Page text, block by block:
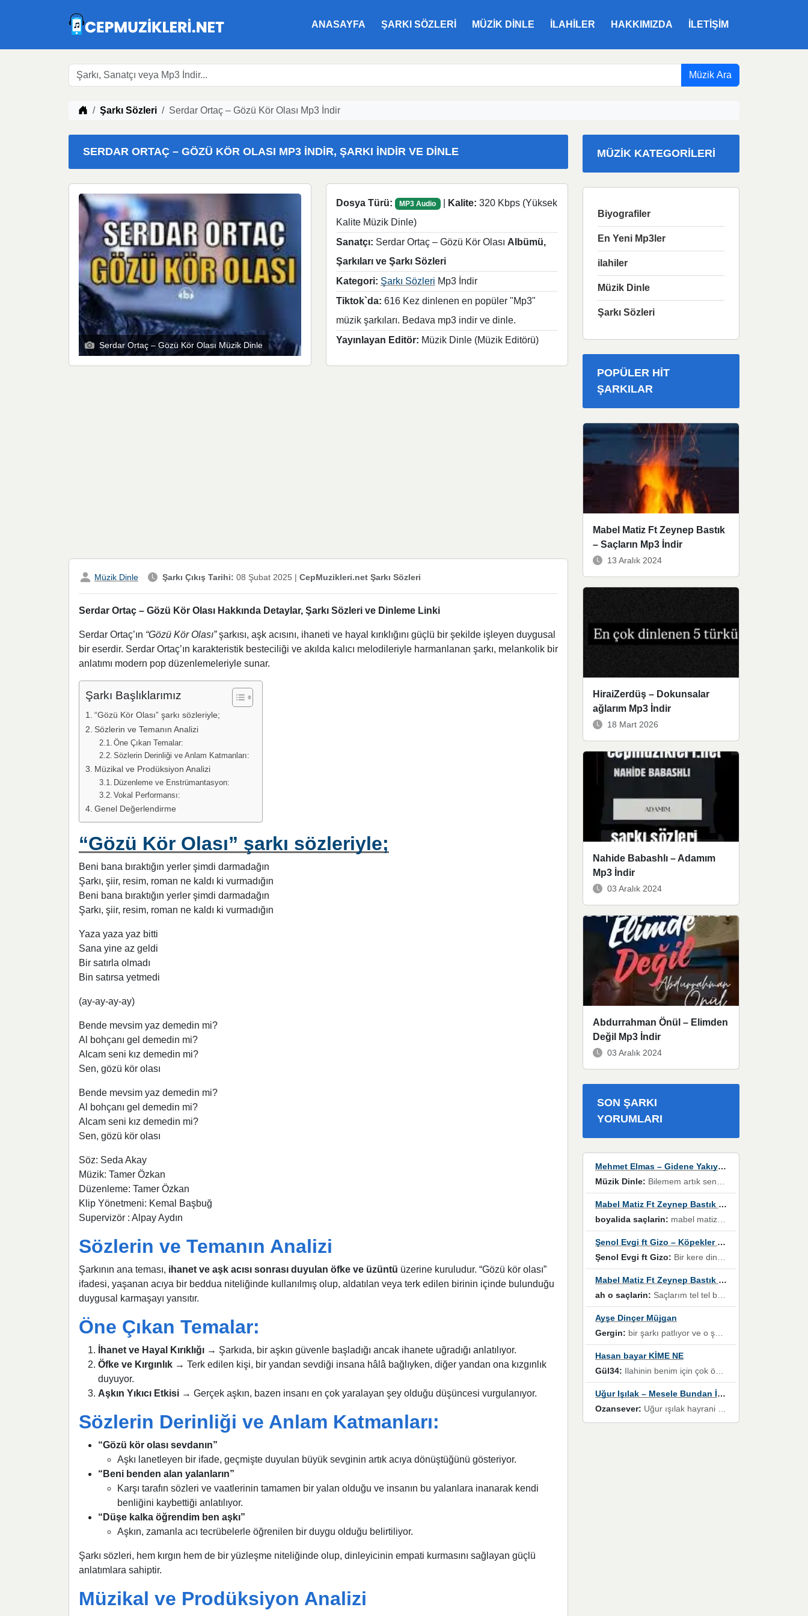
ANASAYFA ŞARKI SÖZLERI MÜZIK DINLE ILAHILER HAKKIMIZDA İLETIŞIM
Müzik Ara
Müzik indir
Şarkı Sözleri Serdar Ortaç – Gözü Kör Olası Mp3 İndir
SERDAR ORTAÇ – GÖZÜ KÖR OLASI MP3 İNDIR, ŞARKI İNDIR VE DINLE
Serdar Ortaç – Gözü Kör Olası Müzik Dinle
Dosya Türü: MP3 Audio Kalite: 320 Kbps (Yüksek
Kalite Müzik Dinle)
Sanatçı: Serdar Ortaç – Gözü Kör Olası Albümü,
Şarkıları ve Şarkı Sözleri
Kategori: Şarkı Sözleri Mp3 İndir
Tiktok`da: 616 Kez dinlenen en popüler "Mp3"
müzik şarkıları. Bedava mp3 indir ve dinle.
Yayınlayan Editör: Müzik Dinle (Müzik Editörü)
Müzik Dinle Şarkı Çıkış Tarihi: 08 Şubat 2025 | CepMuzikleri.net Şarkı Sözleri
Serdar Ortaç – Gözü Kör Olası Hakkında Detaylar, Şarkı Sözleri ve Dinleme Linki
Serdar Ortaç’ın “Gözü Kör Olası”şarkısı, aşk acısını, ihaneti ve hayal kırıklığını güçlü bir şekilde işleyen duygusal
bir eserdir. Serdar Ortaç’ın karakteristik besteciliği ve akılda kalıcı melodileriyle harmanlanan şarkı, melankolik bir
anlatımı modern pop düzenlemeleriyle sunar.
Şarkı Başlıklarımız
“Gözü Kör Olası” şarkı sözleriyle;
Sözlerin ve Temanın Analizi
Öne Çıkan Temalar:
Sözlerin Derinliği ve Anlam Katmanları:
Müzikal ve Prodüksiyon Analizi
Düzenleme ve Enstrümantasyon:
Vokal Performansı:
Genel Değerlendirme
“Gözü Kör Olası” şarkı sözleriyle;
Beni bana bıraktığın yerler şimdi darmadağın
Şarkı, şiir, resim, roman ne kaldı ki vurmadığın
Beni bana bıraktığın yerler şimdi darmadağın
Şarkı, şiir, resim, roman ne kaldı ki vurmadığın
Yaza yaza yaz bitti
Sana yine az geldi
Bir satırla olmadı
Bin satırsa yetmedi
(ay-ay-ay-ay)
Bende mevsim yaz demedin mi?
Al bohçanı gel demedin mi?
Alcam seni kız demedin mi?
Sen, gözü kör olası
Bende mevsim yaz demedin mi?
Al bohçanı gel demedin mi?
Alcam seni kız demedin mi?
Sen, gözü kör olası
Söz: Seda Akay
Müzik: Tamer Özkan
Düzenleme: Tamer Özkan
Klip Yönetmeni: Kemal Başbuğ
Supervizör : Alpay Aydın
Sözlerin ve Temanın Analizi
Şarkının ana teması, ihanet ve aşk acısı sonrası duyulan öfke ve üzüntü üzerine kuruludur. “Gözü kör olası”
ifadesi, yaşanan acıya bir beddua niteliğinde kullanılmış olup, aldatılan veya terk edilen birinin içinde bulunduğu
duygusal karmaşayı yansıtır.
Öne Çıkan Temalar:
İhanet ve Hayal Kırıklığı → Şarkıda, bir aşkın güvenle başladığı ancak ihanete uğradığı anlatılıyor.
Öfke ve Kırgınlık → Terk edilen kişi, bir yandan sevdiği insana hâlâ bağlıyken, diğer yandan ona kızgınlık
duyuyor.
Aşkın Yıkıcı Etkisi → Gerçek aşkın, bazen insanı en çok yaralayan şey olduğu düşüncesi vurgulanıyor.
Sözlerin Derinliği ve Anlam Katmanları:
“Gözü kör olası sevdanın”
Aşkı lanetleyen bir ifade, geçmişte duyulan büyük sevginin artık acıya dönüştüğünü gösteriyor.
“Beni benden alan yalanların”
Karşı tarafın sözleri ve vaatlerinin tamamen bir yalan olduğu ve insanın bu yalanlara inanarak kendi
benliğini kaybettiği anlatılıyor.
“Düşe kalka öğrendim ben aşkı”
Aşkın, zamanla acı tecrübelerle öğrenilen bir duygu olduğu belirtiliyor.
Şarkı sözleri, hem kırgın hem de bir yüzleşme niteliğinde olup, dinleyicinin empati kurmasını sağlayan güçlü
anlatımlara sahiptir.
Müzikal ve Prodüksiyon Analizi
MÜZIK KATEGORILERI
Biyografiler
En Yeni Mp3ler
ilahiler
Müzik Dinle
Şarkı Sözleri
POPÜLER HIT
ŞARKILAR
Mabel Matiz Ft Zeynep Bastık
– Saçların Mp3 İndir
13 Aralık 2024
HiraiZerdüş – Dokunsalar
ağlarım Mp3 İndir
18 Mart 2026
Nahide Babashlı – Adamım
Mp3 İndir
03 Aralık 2024
Abdurrahman Önül – Elimden
Değil Mp3 İndir
03 Aralık 2024
SON ŞARKI
YORUMLARI
Mehmet Elmas – Gidene Yakıyorum
Müzik Dinle: Bilemem artık senden bir şans daha / Düştüğün zaman ben olmayacağım yanında” dizeleri, artık geçmişin tekrarına izin verilmeyeceğini, kişisel sınırların çizildiğini gösteriyor.
Mabel Matiz Ft Zeynep Bastık – Saçların
boyalida saçlarin: mabel matiz'in maya albümünde yer alan güzellerden. parça da şarkı hani! müzikal altyapısına vurulduğum, sözlerinde kaybolduğum bir parça olmuş.
Şenol Evgi ft Gizo – Köpekler Tanımadıklarına havlar
Şenol Evgi ft Gizo: Bir kere dinlememe rağmen kulaklardan gitmiyor sen sen sen sen kurban ol sen sen sen sen hayran ol yükses ses müzik dinleme sebebisiniz canlar bomba gibi patladınız maşallah
Mabel Matiz Ft Zeynep Bastık – Saçların
ah o saçlarin: Saçlarım tel tel beyazlıyor beyazlagına degil yanımda sen yoksun ona üzülüyorum günler bir bir geçiyor geçen günlere değil sensiz geçen günlere darılıyorum,Dinledikce asla kavusamayacagim ama asla unutamicagim sevdiğim adam için yanar içim
Ayşe Dinçer Müjgan
Gergin: bir şarkı patlıyor ve o şarkıyı millet her paylaşımın altına koyuyor ve öyle bir durum hal alıyor ki şarkıyı dinlemeden şarkıdan bikıyorsun Ama bu enteresan bir şekilde dillere dolanıyor millet olarak seviyoruz dertlerle boğuşurken bir yandan da göbek atmayi))) diyeceklerim bu kadar güzel hoş bir sayfa emeğinize sağlık arkadaşlar kolay gelsin
Hasan bayar KİME NE
Gül34: Ilahinin benim için çok özel bir yeri var İlk çıktığında komşum ne kadar yüksek sesle dinliyorsa orada duymuştum ve YouTube'dan aratıp Bu ilahiyi bulmuştum ve sonra müdavimi oldum günlük Ben de 3-5 kere dinleyip ezberleyip artık ilahiye bende eşlik ediyorum yüksek sesle Allah razı olsun hizmet nimettir Rabbim sizin zahmetlerinize de hayırlı nimetler versin Selam ve dua ile Allah'a emanet olun
Uğur Işılak – Mesele Bundan İbaret
Ozansever: Uğur ışılak hayrani olarak eski yeni tüm eserlerini keyifle huzurla dinleyenlerden birisiyim, emeğine saygı duyan gönül veren bunu en güzel şekilde sevenlerine ulaştıran siz değerli sayfa yöneticilerine de teşekkür ederim